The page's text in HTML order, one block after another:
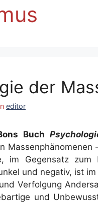
der
editor
Buch
Massenphänomenen
Gegensatz zum
und negativ, ist
Verfolgung
und